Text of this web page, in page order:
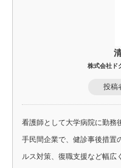
株式会社ド
投稿
看護師として大学病院に勤務
手民間企業で、健診事後措置
ルス対策、復職支援など幅広